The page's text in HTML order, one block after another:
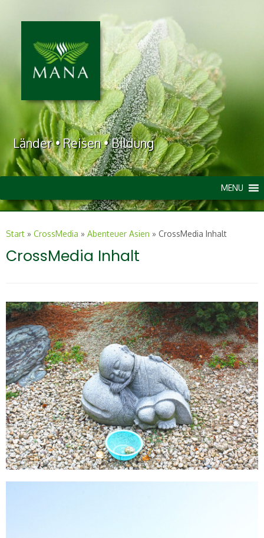
Länder • Reisen • Bildung
MENU
Start » CrossMedia » Abenteuer Asien » CrossMedia Inhalt
CrossMedia Inhalt